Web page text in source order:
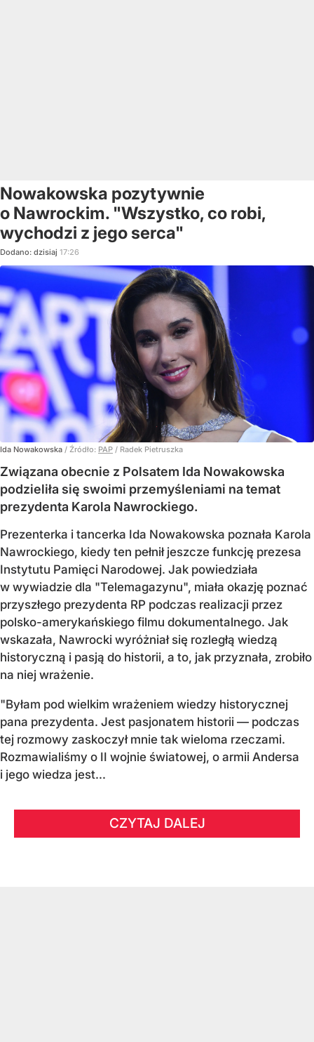
Nowakowska pozytywnie
o Nawrockim. "Wszystko, co robi,
wychodzi z jego serca"
Dodano: dzisiaj 17:26
Ida Nowakowska / Źródło: PAP / Radek Pietruszka
Związana obecnie z Polsatem Ida Nowakowska
podzieliła się swoimi przemyśleniami na temat
prezydenta Karola Nawrockiego.
Prezenterka i tancerka Ida Nowakowska poznała Karola
Nawrockiego, kiedy ten pełnił jeszcze funkcję prezesa
Instytutu Pamięci Narodowej. Jak powiedziała
w wywiadzie dla "Telemagazynu", miała okazję poznać
przyszłego prezydenta RP podczas realizacji przez
polsko-amerykańskiego filmu dokumentalnego. Jak
wskazała, Nawrocki wyróżniał się rozległą wiedzą
historyczną i pasją do historii, a to, jak przyznała, zrobiło
na niej wrażenie.
"Byłam pod wielkim wrażeniem wiedzy historycznej
pana prezydenta. Jest pasjonatem historii — podczas
tej rozmowy zaskoczył mnie tak wieloma rzeczami.
Rozmawialiśmy o II wojnie światowej, o armii Andersa
i jego wiedza jest...
CZYTAJ DALEJ